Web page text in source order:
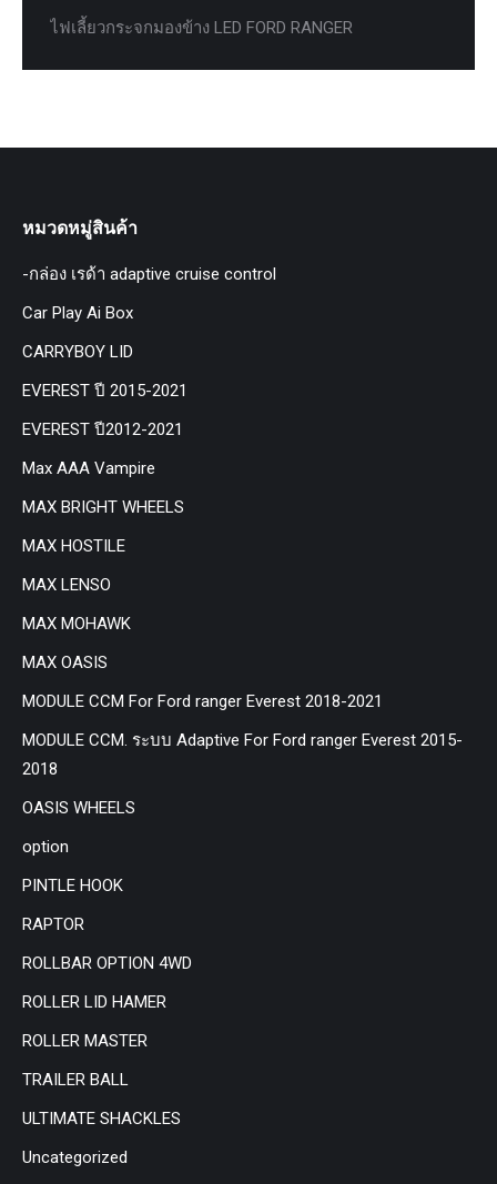
ไฟเลี้ยวกระจกมองข้าง LED FORD RANGER
หมวดหมู่สินค้า
-กล่อง เรด้า adaptive cruise control
Car Play Ai Box
CARRYBOY LID
EVEREST ปี 2015-2021
EVEREST ปี2012-2021
Max AAA Vampire
MAX BRIGHT WHEELS
MAX HOSTILE
MAX LENSO
MAX MOHAWK
MAX OASIS
MODULE CCM For Ford ranger Everest 2018-2021
MODULE CCM. ระบบ Adaptive For Ford ranger Everest 2015-
2018
OASIS WHEELS
option
PINTLE HOOK
RAPTOR
ROLLBAR OPTION 4WD
ROLLER LID HAMER
ROLLER MASTER
TRAILER BALL
ULTIMATE SHACKLES
Uncategorized